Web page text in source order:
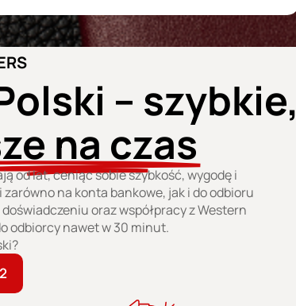
– szybkie,
na czas
od lat, ceniąc sobie szybkość, wygodę i
na konta bankowe, jak i do odbioru
oraz współpracy z Western
odbiorcy nawet w 30 minut.
2